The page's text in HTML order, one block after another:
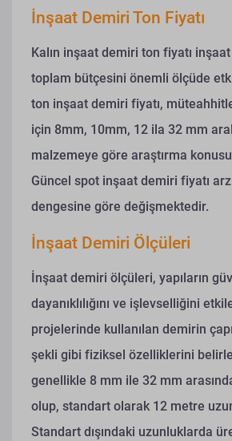
İnşaat Demiri Ton Fiyatı
Kalın inşaat demiri ton fiyatı
toplam bütçesini önemli ölçüde
ton inşaat demiri fiyatı,
için 8mm, 10mm, 12 ila 32 mm
malzemeye göre araştırma
Güncel spot inşaat demiri fiyatı
dengesine göre değişmektedir.
İnşaat Demiri Ölçüleri
İnşaat demiri ölçüleri, yapıların
dayanıklılığını ve işlevselliğini
projelerinde kullanılan demirin
şekli gibi fiziksel özelliklerini
genellikle 8 mm ile 32 mm
olup, standart olarak 12 metre
Standart dışındaki uzunluklarda